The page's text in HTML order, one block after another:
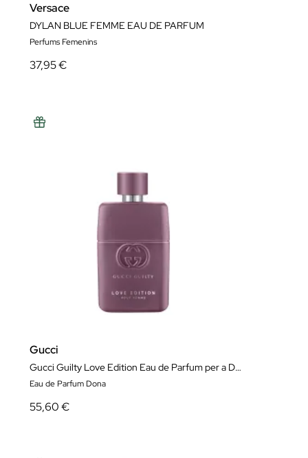
Versace
DYLAN BLUE FEMME EAU DE PARFUM
Perfums Femenins
37,95 €
Gucci
Gucci Guilty Love Edition Eau de Parfum per a Dona
Eau de Parfum Dona
55,60 €